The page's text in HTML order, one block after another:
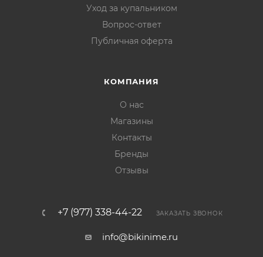
Уход за купальником
Вопрос-ответ
Публичная оферта
КОМПАНИЯ
О нас
Магазины
Контакты
Бренды
Отзывы
+7 (977) 338-44-22 ЗАКАЗАТЬ ЗВОНОК
info@bikinime.ru